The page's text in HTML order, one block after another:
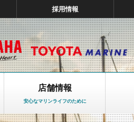
採用情報
店舗情報
安心なマリンライフのために